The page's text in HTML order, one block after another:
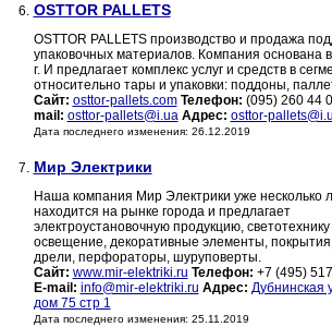
6. OSTTOR PALLETS
OSTTOR PALLETS производство и продажа
упаковочных материалов. Компания основана
г. И предлагает комплекс услуг и средств в
относительно тары и упаковки: поддоны,
Сайт: osttor-pallets.com Телефон: (095) 260 44
mail: osttor-pallets@i.ua Адрес: osttor-
Дата последнего изменения: 26.12.2019
7. Мир Электрики
Наша компания Мир Электрики уже несколько
находится на рынке города и предлагает
электроустановочную продукцию, светотехнику
освещение, декоративные элементы,
дрели, перфораторы, шуруповерты.
Сайт: www.mir-elektriki.ru Телефон: +7 (495)
E-mail: info@mir-elektriki.ru Адрес: Дубнинская
дом 75 стр 1
Дата последнего изменения: 25.11.2019